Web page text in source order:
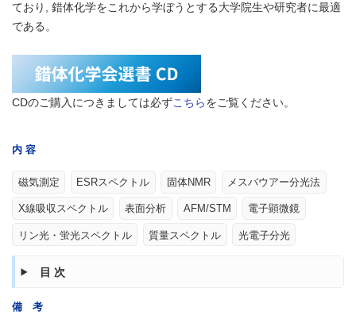
ており, 錯体化学をこれから学ぼうとする大学院生や研究者に最適
である。
CDのご購入につきましては必ずこちらをご覧ください。
内 容
磁気測定 ESRスペクトル 固体NMR メスバウアー分光法
X線吸収スペクトル 表面分析 AFM/STM 電子顕微鏡
リン光・蛍光スペクトル 質量スペクトル 光電子分光
目次
備 考